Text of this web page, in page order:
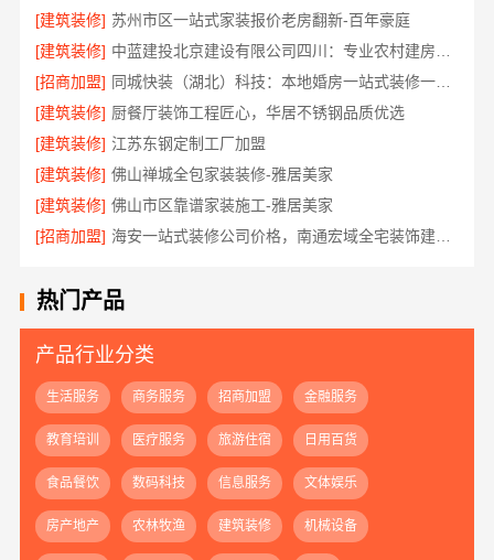
[建筑装修] 苏州市区一站式家装报价老房翻新-百年豪庭
[建筑装修]
[招商加盟]
同城快装（湖北）科技：本地婚房一站式装修一口价工期保障
[建筑装修] 厨餐厅装饰工程匠心，华居不锈钢品质优选
[建筑装修] 江苏东钢定制工厂加盟
[建筑装修] 佛山禅城全包家装装修-雅居美家
[建筑装修] 佛山市区靠谱家装施工-雅居美家
[招商加盟]
海安一站式装修公司价格，南通宏域全宅装饰建材有限公司报价透明
热门产品
产品行业分类
生活服务 商务服务 招商加盟 金融服务
教育培训 医疗服务 旅游住宿 日用百货
食品餐饮 数码科技 信息服务 文体娱乐
房产地产 农林牧渔 建筑装修 机械设备